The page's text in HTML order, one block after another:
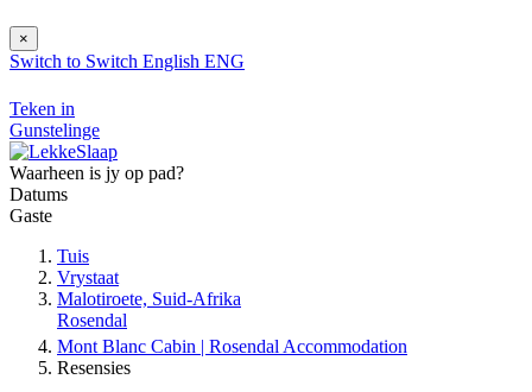
×
Switch to Switch English ENG
Teken in
Gunstelinge
Waarheen is jy op pad?
Datums
Gaste
Tuis
Vrystaat
Malotiroete, Suid-Afrika
Rosendal
Mont Blanc Cabin | Rosendal Accommodation
Resensies